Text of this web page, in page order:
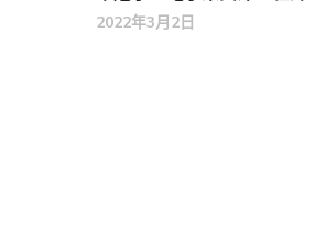
2022年3月2日